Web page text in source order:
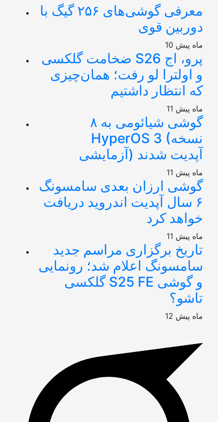
معرفی گوشی‌های ۲۵۶ گیگ با
دوربین قوی
10 ماه پیش
ضخامت گلکسی S26 پرو، اج
و اولترا لو رفت؛ همان‌چیزی
که انتظار داشتیم
11 ماه پیش
۸ گوشی شیائومی به
HyperOS 3 (نسخه
آزمایشی) آپدیت شدند
11 ماه پیش
گوشی ارزان بعدی سامسونگ
۶ سال آپدیت اندروید دریافت
خواهد کرد
11 ماه پیش
تاریخ برگزاری مراسم جدید
سامسونگ اعلام شد؛ رونمایی
گلکسی S25 FE و گوشی
تاشو؟
12 ماه پیش